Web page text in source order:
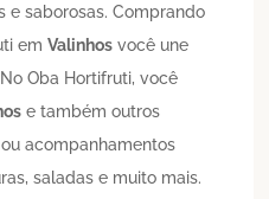
e saborosas. Comprando
emValinhos você une
Oba Hortifruti, você
e também outros
acompanhamentos
saladas e muito mais.